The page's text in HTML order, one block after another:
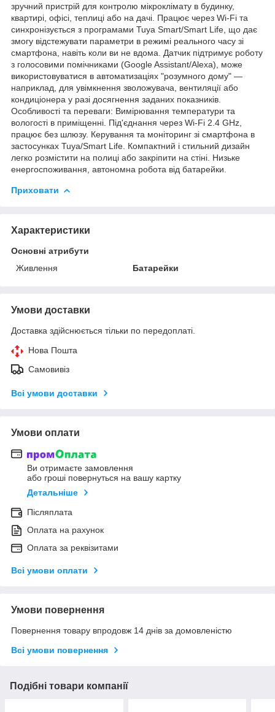
зручний пристрій для контролю мікроклімату в будинку,
квартирі, офісі, теплиці або на дачі. Працює через Wi-Fi та
синхронізується з програмами Tuya Smart/Smart Life, що дає
змогу відстежувати параметри в режимі реального часу зі
смартфона, навіть коли ви не вдома. Датчик підтримує роботу
з голосовими помічниками (Google Assistant/Alexa), може
використовуватися в автоматизаціях "розумного дому" —
наприклад, для увімкнення зволожувача, вентиляції або
кондиціонера у разі досягнення заданих показників.
Особливості та переваги: Вимірювання температури та
вологості в приміщенні. Під'єднання через Wi-Fi 2.4 GHz,
працює без шлюзу. Керування та моніторинг зі смартфона в
застосунках Tuya/Smart Life. Компактний і стильний дизайн
легко розмістити на полиці або закріпити на стіні. Низьке
енергоспоживання, автономна робота від батарейки.
Приховати
Характеристики
Основні атрибути
Живлення
Батарейки
Умови доставки
Доставка здійснюється тільки по передоплаті.
Нова Пошта
Самовивіз
Всі умови доставки
Умови оплати
Ви отримаєте замовлення
або гроші повернуться на вашу картку
Детальніше
Післяплата
Оплата на рахунок
Оплата за реквізитами
Всі умови оплати
Умови повернення
Повернення товару впродовж 14 днів за домовленістю
Всі умови повернення
Подібні товари компанії